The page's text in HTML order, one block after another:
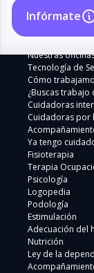
Infórmate
Nuestras
Tecnología de
Cómo
¿Buscas trabajo
Cuidadoras
Cuidadoras por
Ya tengo
Fisioterapia
Terapia
Psicología
Logopedia
Podología
Estimulación
Adecuación del
Nutrición
Ley de la